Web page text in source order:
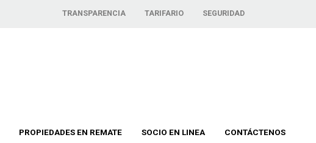
TRANSPARENCIA TARIFARIO SEGURIDAD
PROPIEDADES EN REMATE SOCIO EN LINEA CONTÁCTENOS